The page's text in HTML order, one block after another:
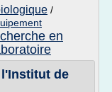
/
en
de